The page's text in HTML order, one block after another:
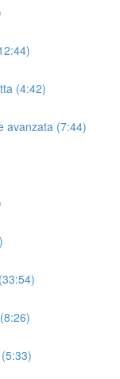
(4:42)
avanzata (7:44)